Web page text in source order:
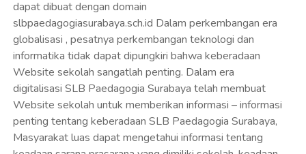
dapat dibuat dengan domain
slbpaedagogiasurabaya.sch.id Dalam perkembangan era
globalisasi , pesatnya perkembangan teknologi dan
informatika tidak dapat dipungkiri bahwa keberadaan
Website sekolah sangatlah penting. Dalam era
digitalisasi SLB Paedagogia Surabaya telah membuat
Website sekolah untuk memberikan informasi – informasi
penting tentang keberadaan SLB Paedagogia Surabaya,
Masyarakat luas dapat mengetahui informasi tentang